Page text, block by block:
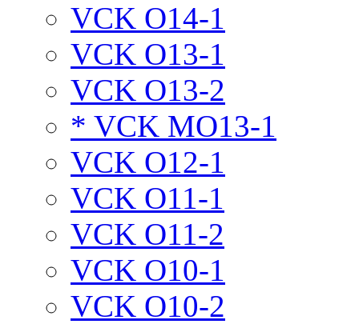
VCK O14-1
VCK O13-1
VCK O13-2
* VCK MO13-1
VCK O12-1
VCK O11-1
VCK O11-2
VCK O10-1
VCK O10-2